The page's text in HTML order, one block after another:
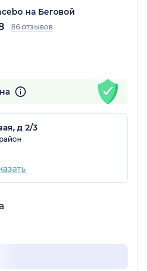
на Беговой
86 отзывов
д 2/3